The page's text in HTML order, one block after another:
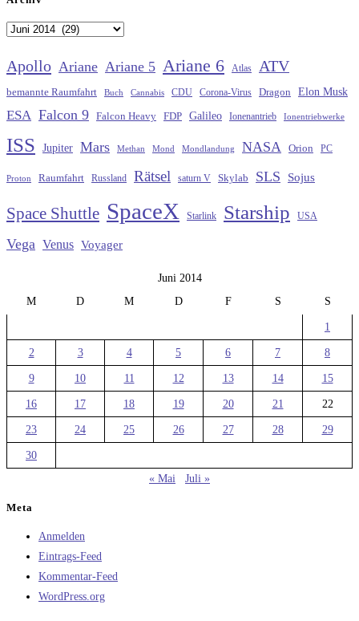
Archiv
Apollo Ariane Ariane 5 Ariane 6 Atlas ATV
bemannte Raumfahrt Buch Cannabis CDU Corona-Virus Dragon Elon Musk
ESA Falcon 9 Falcon Heavy FDP Galileo Ionenantrieb Ionentriebwerke
ISS Jupiter Mars Methan Mond Mondlandung NASA Orion PC
Proton Raumfahrt Russland Rätsel saturn V Skylab SLS Sojus
Space Shuttle SpaceX Starlink Starship USA
Vega Venus Voyager
Juni 2014
M
D M D F S S
1
2 3 4 5 6 7 8
9 10 11 12 13 14 15
16 17 18 19 20 21 22
23 24 25 26 27 28 29
30
« Mai
Juli »
Meta
Anmelden
Eintrags-Feed
Kommentar-Feed
WordPress.org